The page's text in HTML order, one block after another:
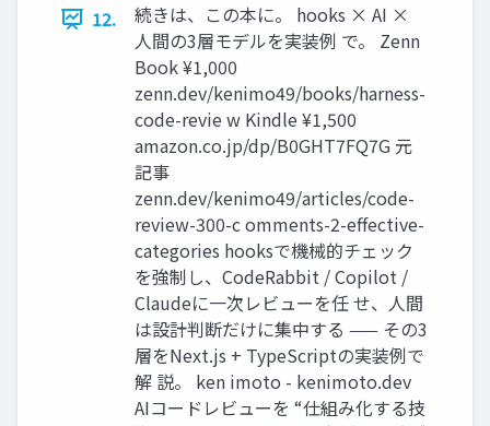
12.
続きは、この本に。 hooks × AI ×
人間の3層モデルを実装例 で。 Zenn
Book ¥1,000
zenn.dev/kenimo49/books/harness-
code-revie w Kindle ¥1,500
amazon.co.jp/dp/B0GHT7FQ7G 元
記事
zenn.dev/kenimo49/articles/code-
review-300-c omments-2-effective-
categories hooksで機械的チェック
を強制し、CodeRabbit / Copilot /
Claudeに一次レビューを任 せ、人間
は設計判断だけに集中する —— その3
層をNext.js + TypeScriptの実装例で
解 説。 ken imoto - kenimoto.dev
AIコードレビューを “仕組み化する技